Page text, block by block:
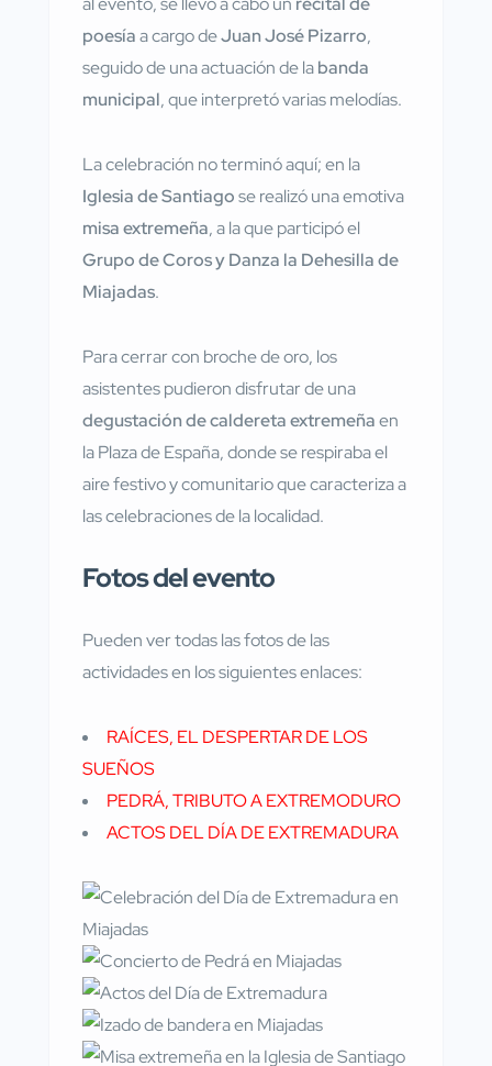
poesíaa cargo deJuan José Pizarro,
seguido de una actuación de labanda
municipal, que interpretó varias melodías.
La celebración no terminó aquí; en la
Iglesia de Santiagose realizó una emotiva
misa extremeña, a la que participó el
Grupo de Coros y Danza la Dehesilla de
Miajadas.
Para cerrar con broche de oro, los
asistentes pudieron disfrutar de una
degustación de caldereta extremeñaen
la Plaza de España, donde se respiraba el
aire festivo y comunitario que caracteriza a
las celebraciones de la localidad.
Fotos del evento
Pueden ver todas las fotos de las
actividades en los siguientes enlaces:
RAÍCES, EL DESPERTAR DE LOS
SUEÑOS
PEDRÁ, TRIBUTO A EXTREMODURO
ACTOS DEL DÍA DE EXTREMADURA